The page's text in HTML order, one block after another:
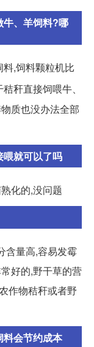
牛、羊饲料?哪
,饲料颗粒机比
秆直接饲喂牛、
质也没办法全部
喂就可以了吗
化的,没问题
含量高,容易发霉
好的,野干草的营
作物秸秆或者野
料会节约成本